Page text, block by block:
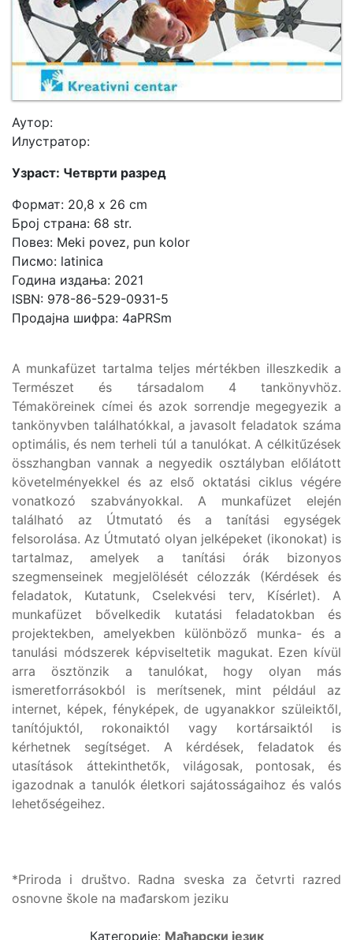
Аутор:
Илустратор:
Узраст: Четврти разред
Формат: 20,8 x 26 cm
Број страна: 68 str.
Повез: Meki povez, pun kolor
Писмо: latinica
Година издања: 2021
ISBN: 978-86-529-0931-5
Продајна шифра: 4aPRSm
A munkafüzet tartalma teljes mértékben illeszkedik a
Természet és társadalom 4 tankönyvhöz.
Témaköreinek címei és azok sorrendje megegyezik a
tankönyvben találhatókkal, a javasolt feladatok száma
optimális, és nem terheli túl a tanulókat. A célkitűzések
összhangban vannak a negyedik osztályban előlátott
követelményekkel és az első oktatási ciklus végére
vonatkozó szabványokkal. A munkafüzet elején
található az Útmutató és a tanítási egységek
felsorolása. Az Útmutató olyan jelképeket (ikonokat) is
tartalmaz, amelyek a tanítási órák bizonyos
szegmenseinek megjelölését célozzák (Kérdések és
feladatok, Kutatunk, Cselekvési terv, Kísérlet). A
munkafüzet bővelkedik kutatási feladatokban és
projektekben, amelyekben különböző munka- és a
tanulási módszerek képviseltetik magukat. Ezen kívül
arra ösztönzik a tanulókat, hogy olyan más
ismeretforrásokból is merítsenek, mint például az
internet, képek, fényképek, de ugyanakkor szüleiktől,
tanítójuktól, rokonaiktól vagy kortársaiktól is
kérhetnek segítséget. A kérdések, feladatok és
utasítások áttekinthetők, világosak, pontosak, és
igazodnak a tanulók életkori sajátosságaihoz és valós
lehetőségeihez.
*Priroda i društvo. Radna sveska za četvrti razred
osnovne škole na mađarskom jeziku
Категорије: Мађарски језик